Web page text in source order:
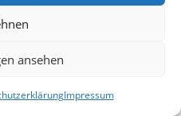
ansehen
Impressum
| Powered by